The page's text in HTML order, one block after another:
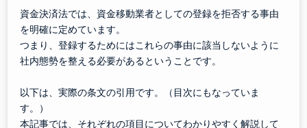
資金決済法では、資金移動業者としての登録を拒否する事由
を明確に定めています。
つまり、登録するためにはこれらの事由に該当しないように
社内態勢を整える必要があるということです。
以下は、実際の条文の引用です。（目次にもなっていま
す。）
本記事では、それぞれの項目についてわかりやすく解説して